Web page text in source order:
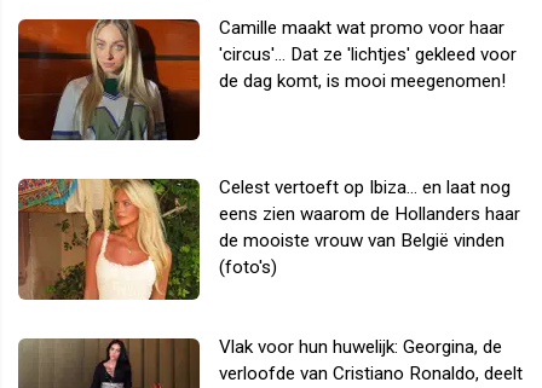
Camille maakt wat promo voor haar
'circus'... Dat ze 'lichtjes' gekleed voor
de dag komt, is mooi meegenomen!
Celest vertoeft op Ibiza... en laat nog
eens zien waarom de Hollanders haar
de mooiste vrouw van België vinden
(foto's)
Vlak voor hun huwelijk: Georgina, de
verloofde van Cristiano Ronaldo, deelt